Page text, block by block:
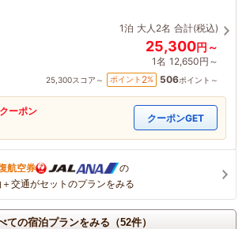
1泊 大人2名 合計(税込)
25,300円～
1名 12,650円～
25,300スコア～ ポイント 2% 506ポイント～
ーポン
クーポンGET
航空券
の
交通がセットのプランをみる
ての宿泊プランをみる（52件）